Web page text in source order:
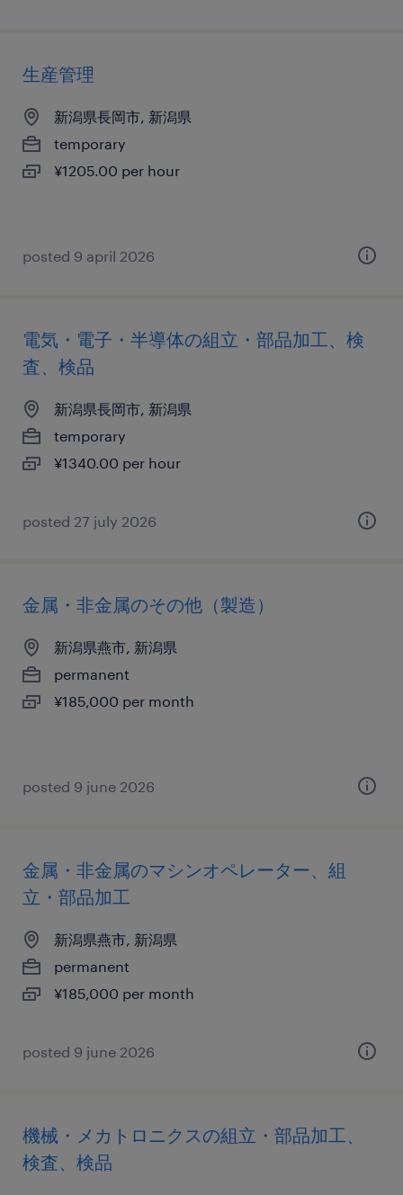
生産管理
新潟県長岡市, 新潟県
temporary
¥1205.00 per hour
posted 9 april 2026
電気・電子・半導体の組立・部品加工、検
査、検品
新潟県長岡市, 新潟県
temporary
¥1340.00 per hour
posted 27 july 2026
金属・非金属のその他（製造）
新潟県燕市, 新潟県
permanent
¥185,000 per month
posted 9 june 2026
金属・非金属のマシンオペレーター、組
立・部品加工
新潟県燕市, 新潟県
permanent
¥185,000 per month
posted 9 june 2026
機械・メカトロニクスの組立・部品加工、
検査、検品